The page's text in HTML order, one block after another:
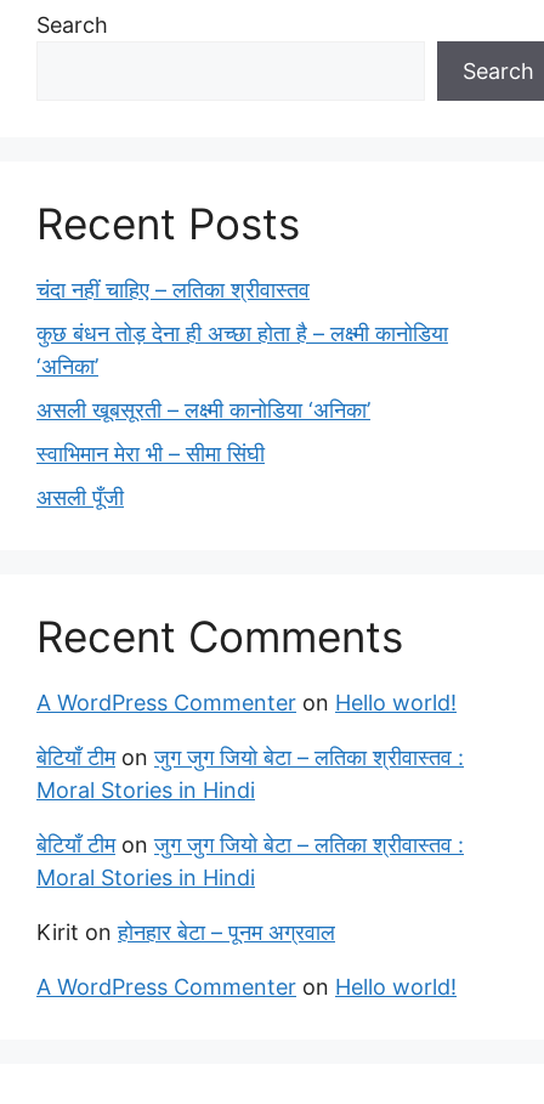
Search
Search
Recent Posts
चंदा नहीं चाहिए – लतिका श्रीवास्तव
कुछ बंधन तोड़ देना ही अच्छा होता है – लक्ष्मी कानोडिया
‘अनिका’
असली खूबसूरती – लक्ष्मी कानोडिया ‘अनिका’
स्वाभिमान मेरा भी – सीमा सिंघी
असली पूँजी
Recent Comments
A WordPress Commenter on Hello world!
बेटियाँ टीमonजुग जुग जियो बेटा – लतिका श्रीवास्तव :
Moral Stories in Hindi
बेटियाँ टीमonजुग जुग जियो बेटा – लतिका श्रीवास्तव :
Moral Stories in Hindi
Kirit onहोनहार बेटा – पूनम अग्रवाल
A WordPress Commenter on Hello world!